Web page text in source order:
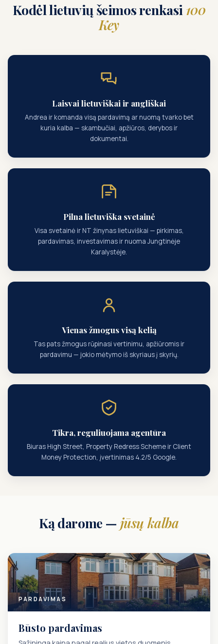
Kodėl lietuvių šeimos renkasi 100
Key
Laisvai lietuviškai ir angliškai
Andrea ir komanda visą pardavimą ar nuomą tvarko bet
kuria kalba — skambučiai, apžiūros, derybos ir
dokumentai.
Pilna lietuviška svetainė
Visa svetainė ir NT žinynas lietuviškai — pirkimas,
pardavimas, investavimas ir nuoma Jungtinėje
Karalystėje.
Vienas žmogus visą kelią
Tas pats žmogus rūpinasi vertinimu, apžiūromis ir
pardavimu — jokio mėtymo iš skyriaus į skyrių.
Tikra, reguliuojama agentūra
Biuras High Street, Property Redress Scheme ir Client
Money Protection, įvertinimas 4.2/5 Google.
Ką darome — jūsų kalba
PARDAVIMAS
Būsto pardavimas